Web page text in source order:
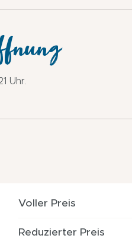
Uhr.
Voller Preis
Reduzierter Preis